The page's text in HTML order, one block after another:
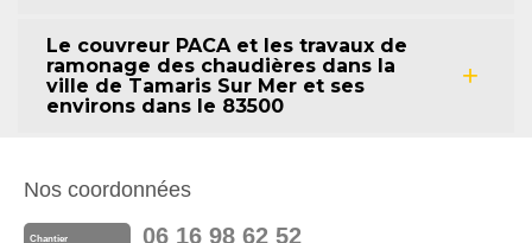
Le couvreur PACA et les travaux de
ramonage des chaudières dans la
ville de Tamaris Sur Mer et ses
environs dans le 83500
Nos coordonnées
Chantier 06 16 98 62 52